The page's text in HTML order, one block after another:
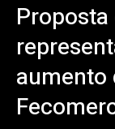
aumento